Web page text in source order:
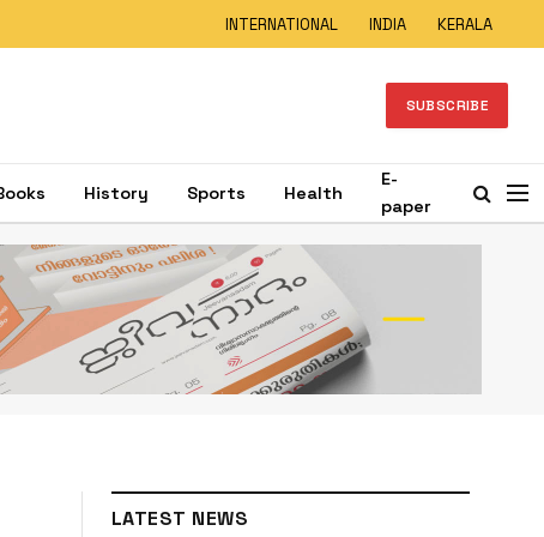
INTERNATIONAL INDIA KERALA
SUBSCRIBE
History Sports Health
E-
paper
LATEST NEWS